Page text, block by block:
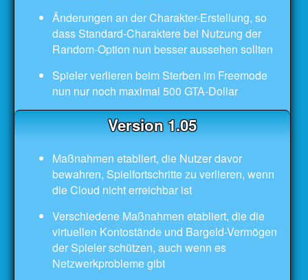
Änderungen an der Charakter-Erstellung, so
dass Standard-Charaktere bei Nutzung der
Random-Option nun besser aussehen sollten
Spieler verlieren beim Sterben im Freemode
nun nur noch maximal 500 GTA-Dollar
Version 1.05
Maßnahmen etabliert, die Nutzer davor
bewahren, Spielfortschritte zu verlieren, wenn
die Cloud nicht erreichbar ist
Verschiedene Maßnahmen etabliert, die die
virtuellen Kontostände und Bargeld-Vermögen
der Spieler schützen, auch wenn es
Netzwerkprobleme gibt